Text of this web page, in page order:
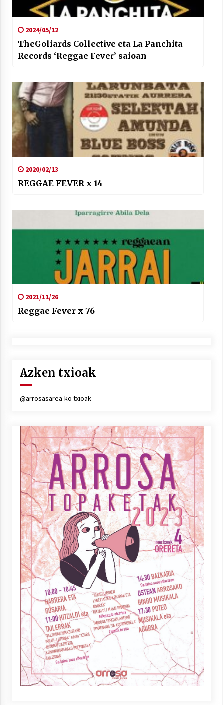
2024/05/12
TheGoliards Collective eta La Panchita
Records ‘Reggae Fever’ saioan
2020/02/13
REGGAE FEVER x 14
2021/11/26
Reggae Fever x 76
Azken txioak
@arrosasarea-ko txioak